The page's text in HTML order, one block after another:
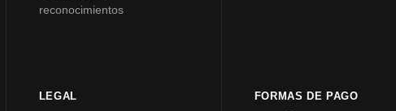
reconocimientos
LEGAL FORMAS DE PAGO